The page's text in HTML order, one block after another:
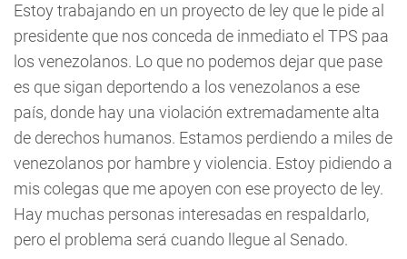
Estoy trabajando en un proyecto de ley que le pide al
presidente que nos conceda de inmediato el TPS paa
los venezolanos. Lo que no podemos dejar que pase
es que sigan deportendo a los venezolanos a ese
país, donde hay una violación extremadamente alta
de derechos humanos. Estamos perdiendo a miles de
venezolanos por hambre y violencia. Estoy pidiendo a
mis colegas que me apoyen con ese proyecto de ley.
Hay muchas personas interesadas en respaldarlo,
pero el problema será cuando llegue al Senado.